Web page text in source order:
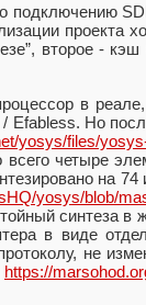
проекта
второе -
в
Но
yosys/files/
всего четыре
на
yosys/blob/
синтеза в
в виде
не
https://